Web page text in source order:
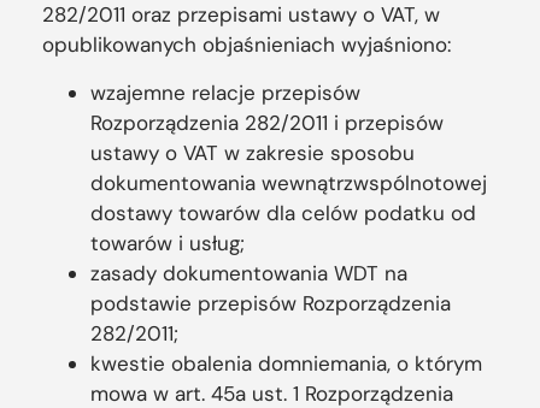
282/2011 oraz przepisami ustawy o VAT, w
opublikowanych objaśnieniach wyjaśniono:
wzajemne relacje przepisów
Rozporządzenia 282/2011 i przepisów
ustawy o VAT w zakresie sposobu
dokumentowania wewnątrzwspólnotowej
dostawy towarów dla celów podatku od
towarów i usług;
zasady dokumentowania WDT na
podstawie przepisów Rozporządzenia
282/2011;
kwestie obalenia domniemania, o którym
mowa w art. 45a ust. 1 Rozporządzenia